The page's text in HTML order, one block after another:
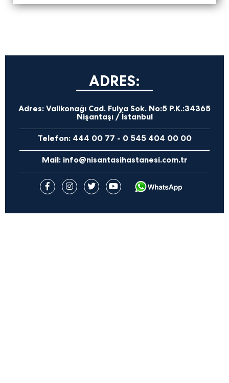
ADRES:
Adres:Valikonağı Cad. Fulya Sok. No:5 P.K.:34365
Nişantaşı / İstanbul
Telefon: 444 00 77 - 0 545 404 00 00
Mail: info@nisantasihastanesi.com.tr